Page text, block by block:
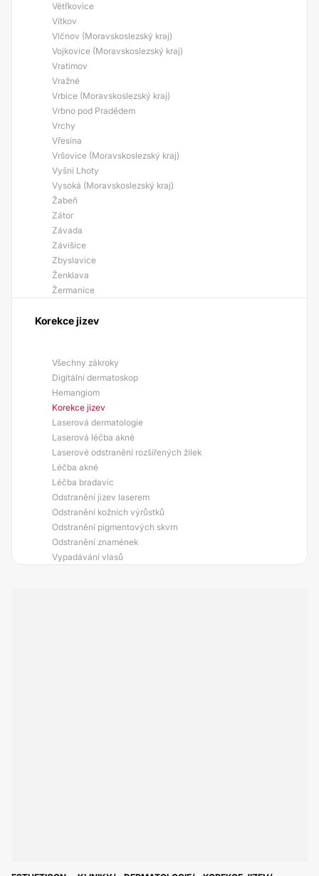
Větřkovice
Vítkov
Vlčnov (Moravskoslezský kraj)
Vojkovice (Moravskoslezský kraj)
Vratimov
Vražné
Vrbice (Moravskoslezský kraj)
Vrbno pod Pradědem
Vrchy
Vřesina
Vršovice (Moravskoslezský kraj)
Vyšní Lhoty
Vysoká (Moravskoslezský kraj)
Žabeň
Zátor
Závada
Závišice
Zbyslavice
Ženklava
Žermanice
Korekce jizev
Všechny zákroky
Digitální dermatoskop
Hemangiom
Korekce jizev
Laserová dermatologie
Laserová léčba akné
Laserové odstranění rozšířených žilek
Léčba akné
Léčba bradavic
Odstranění jizev laserem
Odstranění kožních výrůstků
Odstranění pigmentových skvrn
Odstranění znamének
Vypadávání vlasů